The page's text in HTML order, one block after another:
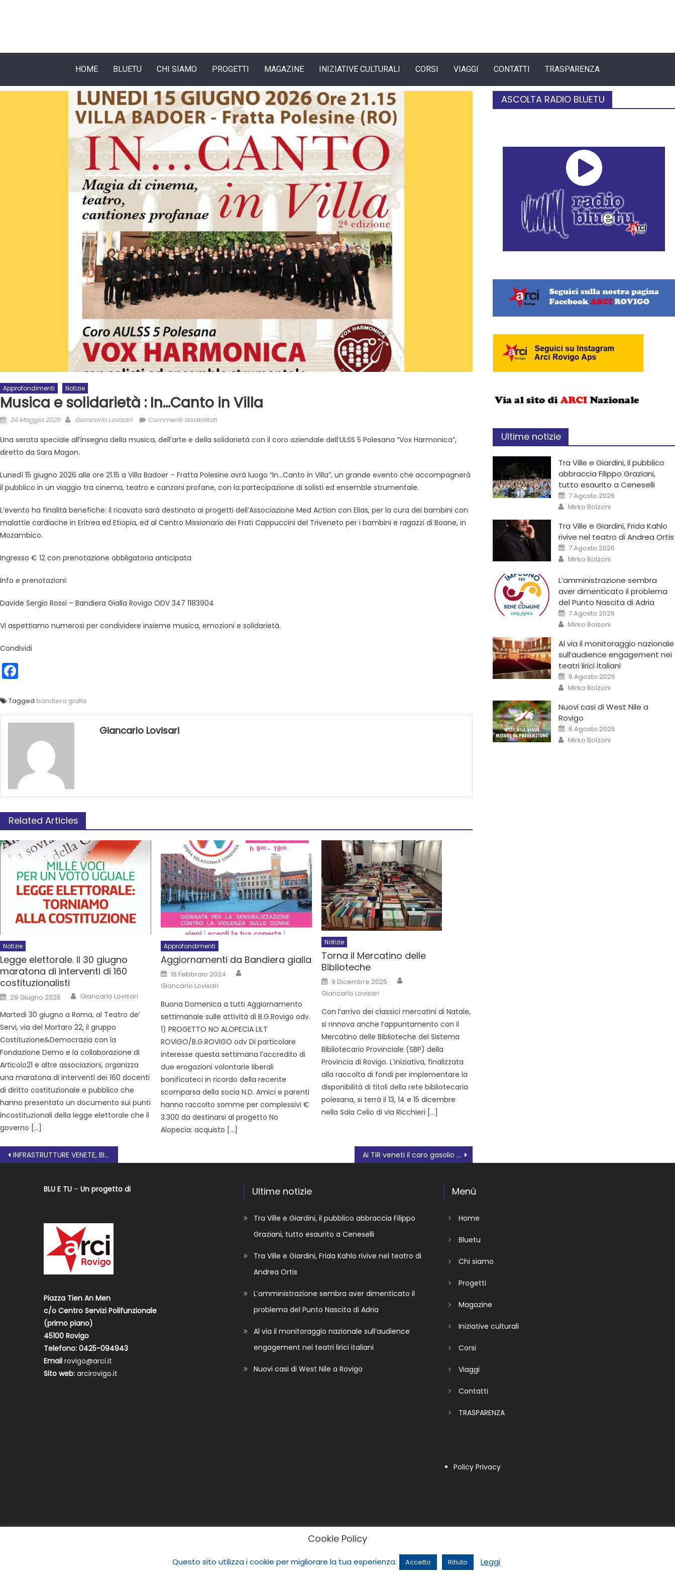
HOME BLUETU CHI SIAMO PROGETTI MAGAZINE INIZIATIVE CULTURALI CORSI VIAGGI CONTATTI TRASPARENZA
Approfondimenti Notizie
Musica e solidarietà : In…Canto in Villa
24 Maggio 2026 Giancarlo Lovisari Commenti disabilitati
Una serata speciale all’insegna della musica, dell’arte e della solidarietà con il coro aziendale dell’ULSS 5 Polesana “Vox Harmonica”,
diretto da Sara Magon.
Lunedì 15 giugno 2026 alle ore 21.15 a Villa Badoer – Fratta Polesine avrà luogo “In…Canto in Villa”, un grande evento che accompagnerà
il pubblico in un viaggio tra cinema, teatro e canzoni profane, con la partecipazione di solisti ed ensemble strumentale.
L’evento ha finalità benefiche: il ricavato sarà destinato ai progetti dell’Associazione Med Action con Elias, per la cura dei bambini con
malattie cardiache in Eritrea ed Etiopia, ed al Centro Missionario dei Frati Cappuccini del Triveneto per i bambini e ragazzi di Boane, in
Mozambico.
Ingresso € 12 con prenotazione obbligatoria anticipata
Info e prenotazioni:
Davide Sergio Rossi – Bandiera Gialla Rovigo ODV 347 1183904
Vi aspettiamo numerosi per condividere insieme musica, emozioni e solidarietà.
Condividi
Tagged bandiera gialla
Giancarlo Lovisari
Related Articles
Notizie
Legge elettorale. Il 30 giugno
maratona di interventi di 160
costituzionalisti
29 Giugno 2026 Giancarlo Lovisari
Martedi 30 giugno a Roma, al Teatro de’
Servi, via del Mortaro 22, il gruppo
Costituzione&Democrazia con la
Fondazione Demo e la collaborazione di
Articolo21 e altre associazioni, organizza
una maratona di interventi dei 160 docenti
di diritto costituzionale e pubblico che
hanno presentato un documento sui punti
incostituzionali della legge elettorale che il
governo […]
Approfondimenti
Aggiornamenti da Bandiera gialla
18 Febbraio 2024
Giancarlo Lovisari
Buona Domenica a tutti Aggiornamento
settimanale sulle attività di B.G.Rovigo odv.
1) PROGETTO NO ALOPECIA LILT
ROVIGO/B.G.ROVIGO odv Di particolare
interesse questa settimana l’accredito di
due erogazioni volontarie liberali
bonificateci in ricordo della recente
scomparsa della socia N.D. Amici e parenti
hanno raccolto somme per complessivi €
3.300 da destinarsi al progetto No
Alopecia: acquisto […]
Notizie
Torna il Mercatino delle
Biblioteche
9 Dicembre 2025
Giancarlo Lovisari
Con l’arrivo dei classici mercatini di Natale,
si rinnova anche l’appuntamento con il
Mercatino delle Biblioteche del Sistema
Bibliotecario Provinciale (SBP) della
Provincia di Rovigo. L’iniziativa, finalizzata
alla raccolta di fondi per implementare la
disponibilità di titoli della rete bibliotecaria
polesana, si terrà il 13, 14 e 15 dicembre
nella Sala Celio di via Ricchieri […]
INFRASTRUTTURE VENETE, BILANCIO 2025: 64 MILIONI DI INVESTIMENTI. Ai TIR veneti il caro gasolio e’ già costato 180 milioni (e ora pagano gli altri)
ASCOLTA RADIO BLUETU
Ultime notizie
Tra Ville e Giardini, il pubblico
abbraccia Filippo Graziani,
tutto esaurito a Ceneselli
7 Agosto 2026
Mirko Bolzoni
Tra Ville e Giardini, Frida Kahlo
rivive nel teatro di Andrea Ortis
7 Agosto 2026
Mirko Bolzoni
L’amministrazione sembra
aver dimenticato il problema
del Punto Nascita di Adria
7 Agosto 2026
Mirko Bolzoni
Al via il monitoraggio nazionale
sull’audience engagement nei
teatri lirici italiani
6 Agosto 2026
Mirko Bolzoni
Nuovi casi di West Nile a
Rovigo
6 Agosto 2026
Mirko Bolzoni
BLU E TU –Un progetto di
Piazza Tien An Men
c/o Centro Servizi Polifunzionale
(primo piano)
45100 Rovigo
Telefono: 0425-094943
Emailrovigo@arci.it
Sito web:arcirovigo.it
Ultime notizie
Tra Ville e Giardini, il pubblico abbraccia Filippo
Graziani, tutto esaurito a Ceneselli
Tra Ville e Giardini, Frida Kahlo rivive nel teatro di
Andrea Ortis
L’amministrazione sembra aver dimenticato il
problema del Punto Nascita di Adria
Al via il monitoraggio nazionale sull’audience
engagement nei teatri lirici italiani
Nuovi casi di West Nile a Rovigo
Menù
Home
Bluetu
Chi siamo
Progetti
Magazine
Iniziative culturali
Corsi
Viaggi
Contatti
TRASPARENZA
Policy Privacy
Cookie Policy
Questo sito utilizza i cookie per migliorare la tua esperienza. Accetto Rifiuto Leggi